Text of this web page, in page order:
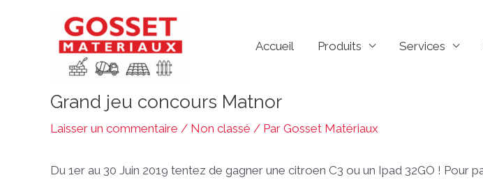
Accueil Produits Services
Grand jeu concours Matnor
Laisser un commentaire / Non classé / Par Gosset Matériaux
Du 1er au 30 Juin 2019 tentez de gagner une citroen C3 ou un Ipad 32GO ! Pour
Navigation